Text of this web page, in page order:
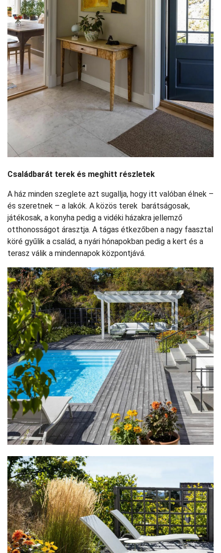
Családbarát terek és meghitt részletek
A ház minden szeglete azt sugallja, hogy itt valóban élnek –
és szeretnek – a lakók. A közös terek barátságosak,
játékosak, a konyha pedig a vidéki házakra jellemző
otthonosságot árasztja. A tágas étkezőben a nagy faasztal
köré gyűlik a család, a nyári hónapokban pedig a kert és a
terasz válik a mindennapok központjává.